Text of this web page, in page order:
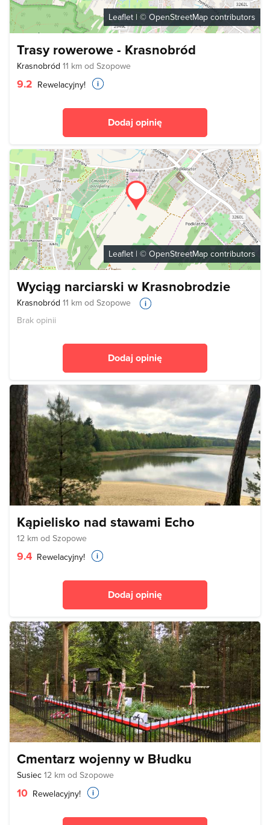
Leaflet | © OpenStreetMap contributors
Trasy rowerowe - Krasnobród
Krasnobród 11 km od Szopowe
9.2 Rewelacyjny!
Dodaj opinię
Leaflet | © OpenStreetMap contributors
Wyciąg narciarski w Krasnobrodzie
Krasnobród 11 km od Szopowe
Brak opinii
Dodaj opinię
Kąpielisko nad stawami Echo
12 km od Szopowe
9.4 Rewelacyjny!
Dodaj opinię
Cmentarz wojenny w Błudku
Susiec 12 km od Szopowe
10 Rewelacyjny!